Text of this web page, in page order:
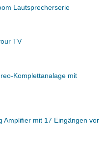
Lautsprecherserie
TV
Komplettanalage mit
Amplifier mit 17 Eingängen vor